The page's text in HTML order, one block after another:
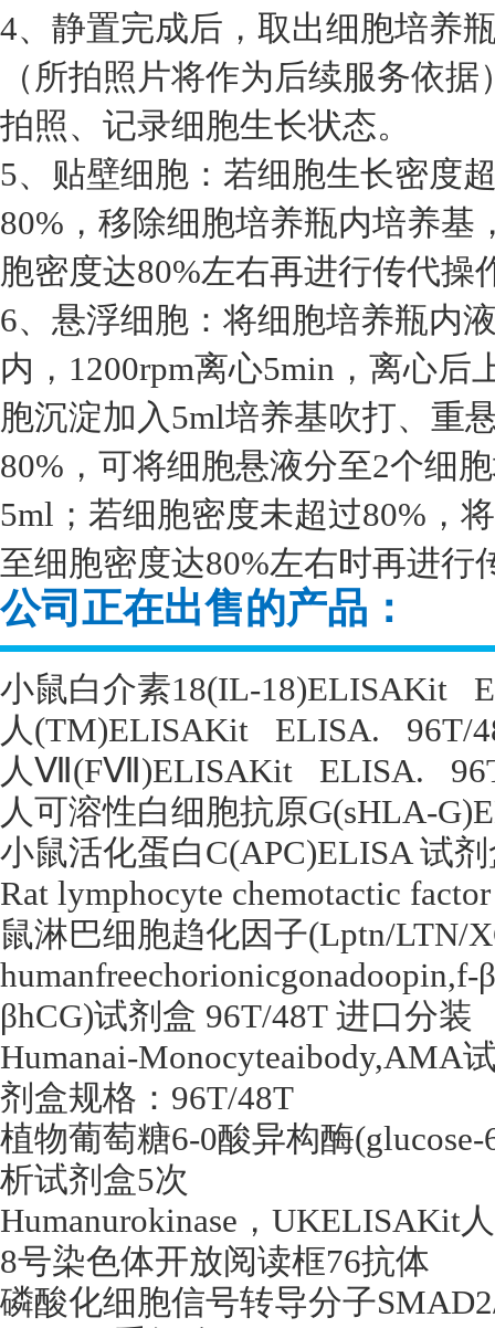
4、静置完成后，取出细胞培养
（所拍照片将作为后续服务依
拍照、记录细胞生长状态。
5、贴壁细胞：若细胞生长密度
80%，移除细胞培养瓶内培养
胞密度达80%左右再进行传代操
6、悬浮细胞：将细胞培养瓶内
内，1200rpm离心5min，离心
胞沉淀加入5ml培养基吹打、重
80%，可将细胞悬液分至2个细
5ml；若细胞密度未超过80%，
至细胞密度达80%左右时再进行
公司正在出售的产品：
小鼠白介素18(IL-18)ELISAKit
人(TM)ELISAKit ELISA.
96T/
人Ⅶ (FⅦ )ELISAKit ELISA.
人可溶性白细胞抗原G(sHLA-
小鼠活化蛋白C(APC)ELISA试
Rat lymphocyte chemotactic
鼠淋巴细胞趋化因子(Lptn/LTN/
humanfreechorionicgonadoopin,f-β
βhCG)试剂盒 96T/48T 进口分装
Humanai-Monocyteaibody,AMA
剂盒规格： 96T/48T
植物葡萄糖6-0酸异构酶(glucose-
析试剂盒5次
Humanurokinase ， UKELISAKit人
8号染色体开放阅读框76抗体
磷酸化细胞信号转导分子